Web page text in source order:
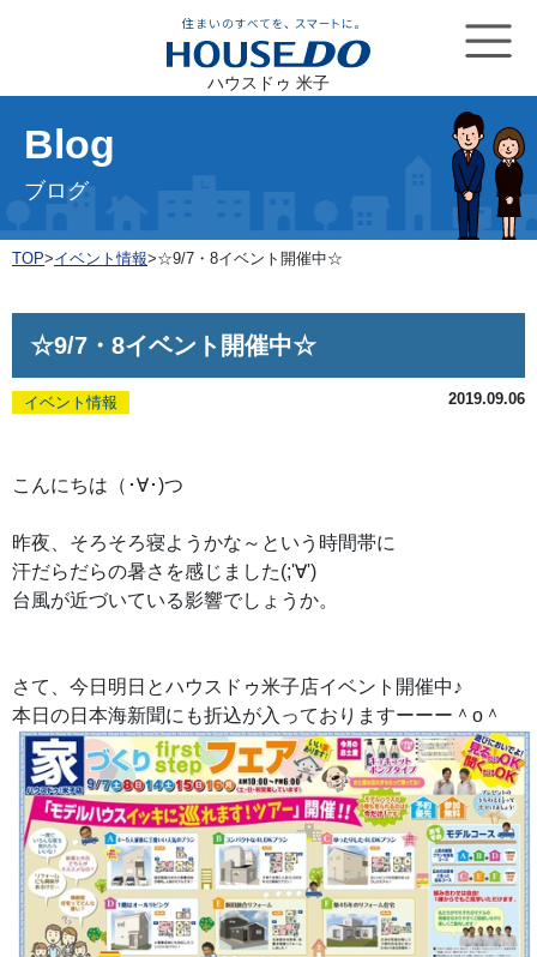
ハウスドゥ 米子
Blog
ブログ
TOP>イベント情報>☆9/7・8イベント開催中☆
☆9/7・8イベント開催中☆
イベント情報 2019.09.06
こんにちは（･∀･)つ
昨夜、そろそろ寝ようかな～という時間帯に
汗だらだらの暑さを感じました(;'∀')
台風が近づいている影響でしょうか。
さて、今日明日とハウスドゥ米子店イベント開催中♪
本日の日本海新聞にも折込が入っておりますーーー＾o＾